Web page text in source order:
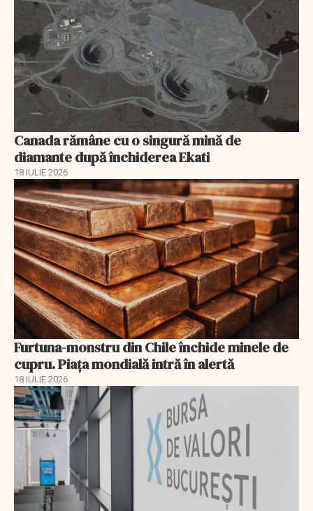
Canada rămâne cu o singură mină de
diamante după închiderea Ekati
18 IULIE 2026
Furtuna-monstru din Chile închide minele de
cupru. Piața mondială intră în alertă
18 IULIE 2026